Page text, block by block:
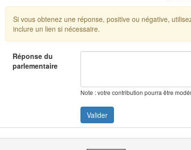
Si vous obtenez une réponse, positive ou négative,
inclure un lien si nécessaire.
Réponse du
parlementaire
Note : votre contribution pourra être